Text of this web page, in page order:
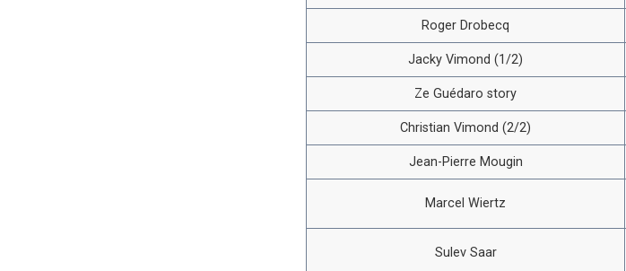
Roger Drobecq
Jacky Vimond (1/2)
Ze Guédaro story
Christian Vimond (2/2)
Jean-Pierre Mougin
Marcel Wiertz
Sulev Saar